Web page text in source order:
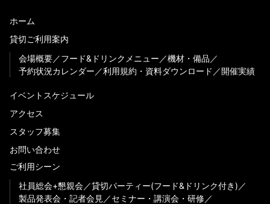
ホーム
貸切ご利用案内
会場概要
フード&ドリンクメニュー
機材・備品
予約状況カレンダー
利用規約・資料ダウンロード 開催実績
イベントスケジュール
アクセス
スタッフ募集
お問い合わせ
ご利用シーン
社員総会+懇親会
貸切パーティー(フード&ドリンク付き)
製品発表会・記者会見
セミナー・講演会・研修